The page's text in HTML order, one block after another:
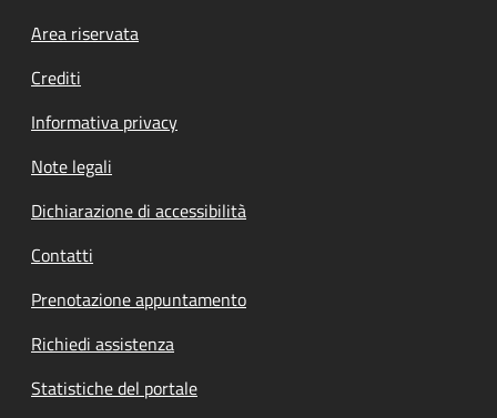
Footer menu
Area riservata
Crediti
Informativa privacy
Note legali
Dichiarazione di accessibilità
Contatti
Prenotazione appuntamento
Richiedi assistenza
Statistiche del portale